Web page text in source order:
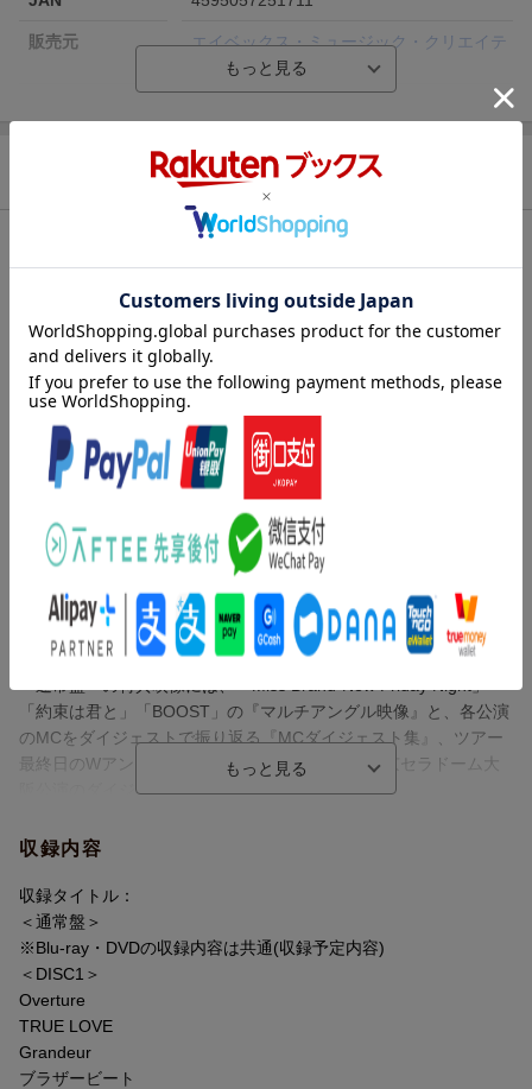
販売元
エイベックス・ミュージック・クリエイテ
ィヴ(株)
JWXD-25171/2
カラー
日本語(オリジナル言語)
音声方式 リニアPCMステレオ(オリジナル音声方式)
バリアフリー日本語字幕
洋題 SNOW MAN DOME TOUR 2025-2026 ON
※予告なく変更になる場合がございます。あらかじめご了承下さい。
★通常盤 初回仕様/特典
●スリーブケース
●フォトブック52P付き
内容紹介
Snow Manの5大ドームツアー「Snow Man Dome Tour 2025-2026
ON」のBlu-ray & DVDが7月1日(水)に発売決定！
本作品は、5th Album「音故知新」を引っさげ、全国5都市17公演
で約78万人を動員した自身最大級のツアーより、2025年12月26日
東京ドーム公演・全33曲を収録。
また、ライブ本編に加えて＜初回盤＞と＜通常盤＞それぞれに異
なる特典映像を収録。
「約束は君と」「BOOST」の『マルチアングル映像』と、各公演
のMCをダイジェストで振り返る『MCダイジェスト集』、ツアー
最終日のWアンコールも含む、2026年1月18日・京セラドーム大
阪公演のダイジェスト映像を収録。
Snow Manの2年連続となる5大ドームツアーの模様を余すことな
る。
収録内容
収録タイトル：
＜通常盤＞
※Blu-ray・DVDの収録内容は共通(収録予定内容)
＜DISC1＞
Overture
TRUE LOVE
Grandeur
ブラザービート